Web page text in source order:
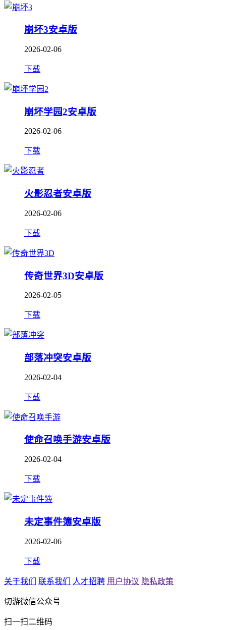
崩坏3安卓版
2026-02-06
下载
崩坏学园2安卓版
2026-02-06
下载
火影忍者安卓版
2026-02-06
下载
传奇世界3D安卓版
2026-02-05
下载
部落冲突安卓版
2026-02-04
下载
使命召唤手游安卓版
2026-02-04
下载
未定事件簿安卓版
2026-02-06
下载
关于我们 联系我们 人才招聘 用户协议 隐私政策
切游微信公众号
扫一扫二维码